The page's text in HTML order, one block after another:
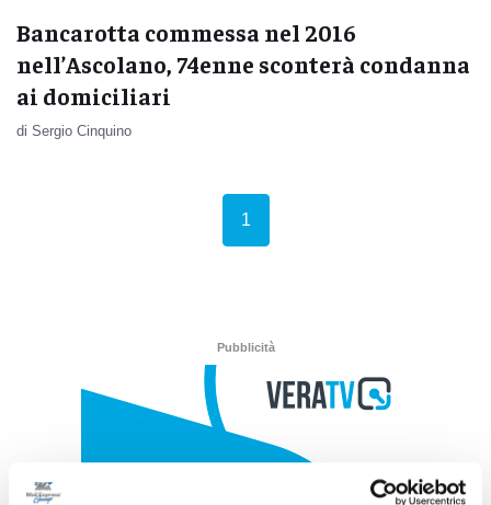
Bancarotta commessa nel 2016
nell’Ascolano, 74enne sconterà condanna
ai domiciliari
di Sergio Cinquino
1
Pubblicità